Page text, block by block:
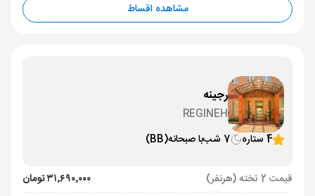
مشاهده اقساط
رجینه
REGINEH
4 ستاره
7 شب با صبحانه(BB)
قیمت 2 تخته (هرنفر)
۳۱٬۶۹۰٬۰۰۰ تومان